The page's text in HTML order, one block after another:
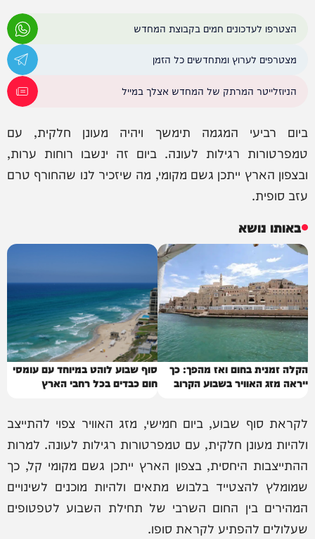
הצטרפו לעדכונים חמים בקבוצת המחדש
מצטרפים לערוץ ומתחדשים כל הזמן
הניוזלייטר המרתק של המחדש אצלך במייל
ביום רביעי המגמה תימשך ויהיה מעונן חלקית, עם
טמפרטורות רגילות לעונה. ביום זה ינשבו רוחות ערות,
ובצפון הארץ ייתכן גשם מקומי, מה שיזכיר לנו שהחורף טרם
עזב סופית.
באותו נושא
הקלה זמנית בחום ואז מהפך: כך
ייראה מזג האוויר בשבוע הקרוב
סוף שבוע לוהט במיוחד עם עומסי
חום כבדים בכל רחבי הארץ
לקראת סוף שבוע, ביום חמישי, מזג האוויר צפוי להתייצב
ולהיות מעונן חלקית, עם טמפרטורות רגילות לעונה. למרות
ההתייצבות היחסית, בצפון הארץ ייתכן גשם מקומי קל, כך
שמומלץ להצטייד בלבוש מתאים ולהיות מוכנים לשינויים
המהירים בין החום השרבי של תחילת השבוע לטפטופים
שעלולים להפתיע לקראת סופו.